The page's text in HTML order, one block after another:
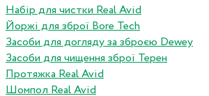
Набір для чистки Real Avid
Йоржі для зброї Bore Tech
Засоби для догляду за зброєю Dewey
Засоби для чищення зброї Терен
Протяжка Real Avid
Шомпол Real Avid